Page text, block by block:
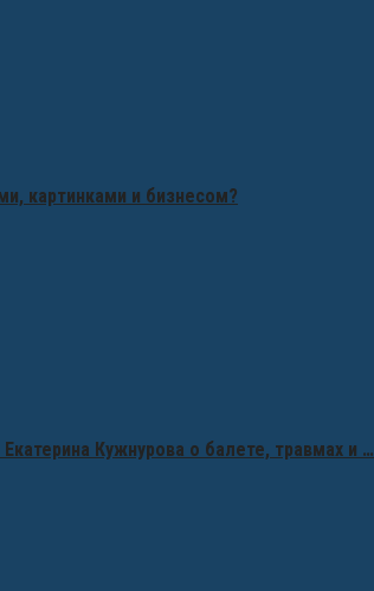
картинками и бизнесом?
Кужнурова о балете, травмах и …